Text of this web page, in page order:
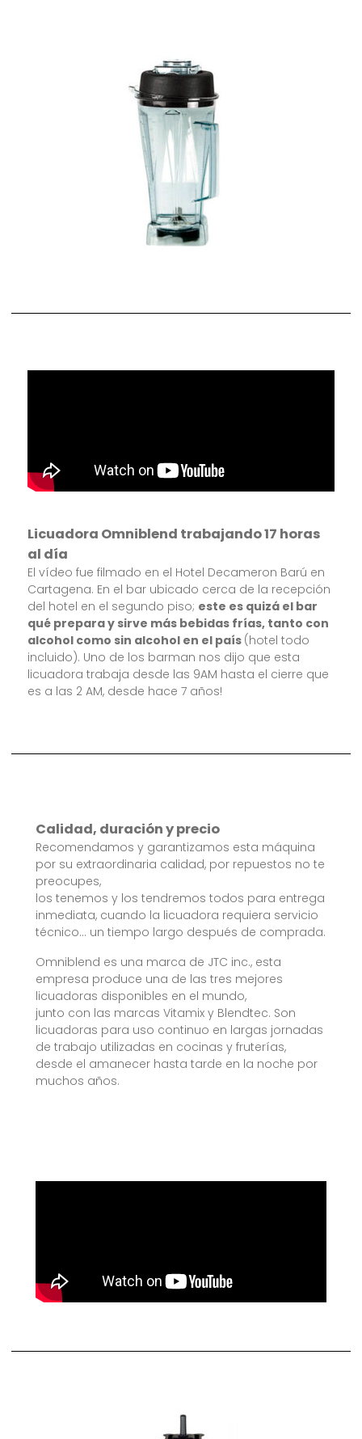
Licuadora Omniblend trabajando 17 horas
al día
El vídeo fue filmado en el Hotel Decameron Barú en
Cartagena. En el bar ubicado cerca de la recepción
del hotel en el segundo piso; este es quizá el bar
qué prepara y sirve más bebidas frías, tanto con
alcohol como sin alcohol en el país (hotel todo
incluido). Uno de los barman nos dijo que esta
licuadora trabaja desde las 9AM hasta el cierre que
es a las 2 AM, desde hace 7 años!
Calidad, duración y precio
Recomendamos y garantizamos esta máquina
por su extraordinaria calidad, por repuestos no te
preocupes,
los tenemos y los tendremos todos para entrega
inmediata, cuando la licuadora requiera servicio
técnico… un tiempo largo después de comprada.
Omniblend es una marca de JTC inc., esta
empresa produce una de las tres mejores
licuadoras disponibles en el mundo,
junto con las marcas Vitamix y Blendtec. Son
licuadoras para uso continuo en largas jornadas
de trabajo utilizadas en cocinas y fruterías,
desde el amanecer hasta tarde en la noche por
muchos años.